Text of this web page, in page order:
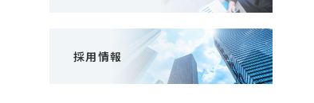
採用情報